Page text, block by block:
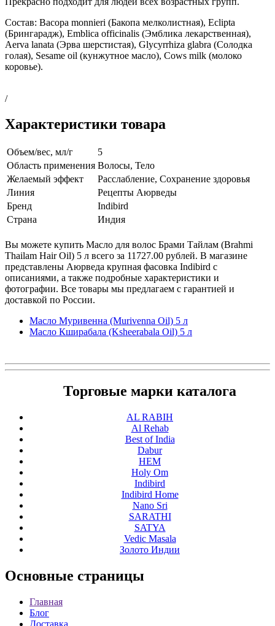
Состав: Bacopa monnieri (Бакопа мелколистная), Eclipta
(Брингарадж), Emblica officinalis (Эмблика лекарственная),
Aerva lanata (Эрва шерстистая), Glycyrrhiza glabra (Солодка
голая), Sesame oil (кунжутное масло), Cows milk (молоко
коровье).
/
Характеристики товара
Объем/вес, мл/г
5
Область применения Волосы, Тело
Желаемый эффект
Расслабление, Сохранение здоровья
Линия
Рецепты Аюрведы
Бренд
Indibird
Страна
Индия
Вы можете купить Масло для волос Брами Тайлам (Brahmi
Thailam Hair Oil) 5 л всего за 11727.00 рублей. В магазине
представлены Аюрведа крупная фасовка Indibird с
описаниями, а также подробные характеристики и
фотографии. Все товары мы предлагаем с гарантией и
доставкой по России.
Масло Муривенна (Murivenna Oil) 5 л
Масло Кширабала (Ksheerabala Oil) 5 л
Торговые марки каталога
AL RABIH
Al Rehab
Best of India
Dabur
HEM
Holy Om
Indibird
Indibird Home
Nano Sri
SARATHI
SATYA
Vedic Masala
Золото Индии
Основные страницы
Главная
Блог
Доставка